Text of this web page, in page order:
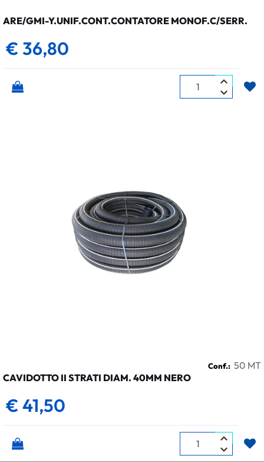
ARE/GMI-Y.UNIF.CONT.CONTATORE MONOF.C/SERR.
€ 36,80
Quantità
Conf.: 50 MT
CAVIDOTTO II STRATI DIAM. 40MM NERO
€ 41,50
Quantità